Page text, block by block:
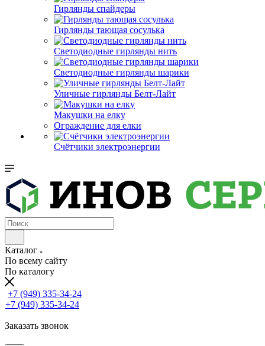
Гирлянды спайдеры
Гирлянды тающая сосулька
Светодиодные гирлянды нить
Светодиодные гирлянды шарики
Уличные гирлянды Белт-Лайт
Макушки на елку
Ограждение для елки
Счётчики электроэнергии
Каталог
По всему сайту
По каталогу
+7 (949) 335-34-24
+7 (949) 335-34-24
Заказать звонок